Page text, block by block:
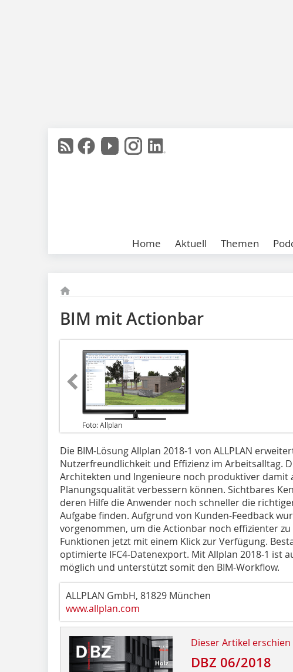
Home Aktuell Themen
BIM mit Actionbar
Foto: Allplan
Die BIM-Lösung Allplan 2018-1 von ALLPLAN
Nutzerfreundlichkeit und Effizienz im Arbeitsalltag.
Architekten und Ingenieure noch produktiver damit
Planungsqualität verbessern können. Sichtbares
deren Hilfe die Anwender noch schneller die
Aufgabe finden. Aufgrund von Kunden-Feedback
vorgenommen, um die Actionbar noch effizienter zu
Funktionen jetzt mit einem Klick zur Verfügung.
optimierte IFC4-Datenexport. Mit Allplan 2018-1 ist
möglich und unterstützt somit den BIM-Workflow.
ALLPLAN GmbH, 81829 München
www.allplan.com
Dieser Artikel erschien
DBZ 06/2018